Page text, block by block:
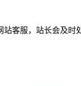
客服，站长会及时